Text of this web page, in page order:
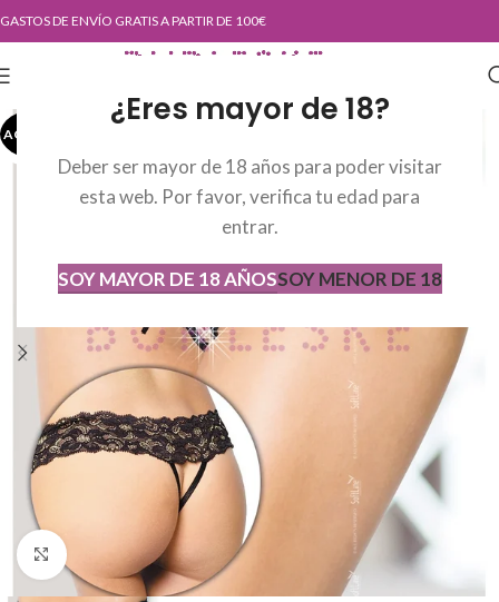
¿Eres mayor de 18?
Deber ser mayor de 18 años para poder visitar
esta web. Por favor, verifica tu edad para
entrar.
SOY MAYOR DE 18 AÑOSSOY MENOR DE 18
GASTOS DE ENVÍO GRATIS A PARTIR DE 100€
AGOT
Haga Click para agrandar
AGOTADO